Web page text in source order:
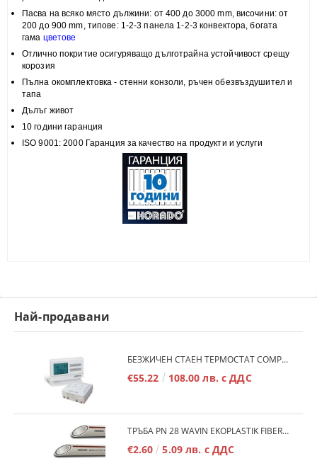
Пасва на всяко място дължини: от 400 до 3000 mm, височини:от
200 до 900 mm, типове:1-2-3 панела 1-2-3 конвектора, богата
гама цветове
Отлично покритие осигуряващо дълготрайна устойчивост срещу
корозия
Пълна окомплектовка - стенни конзоли, ръчен обезвъздушител и
тапа
Дълъг живот
10 години гаранция
ISO 9001: 2000 Гаранция за качество на продукти и услуги
Най-продавани
БЕЗЖИЧЕН СТАЕН ТЕРМОСТАТ COMPUTHERM Q7RF
€55.22 108.00 лв. с ДДС
ТРЪБА PN 28 WAVIN EKOPLASTIK FIBER BASALT PLUS - 3М/БР.
€2.60 5.09 лв. с ДДС